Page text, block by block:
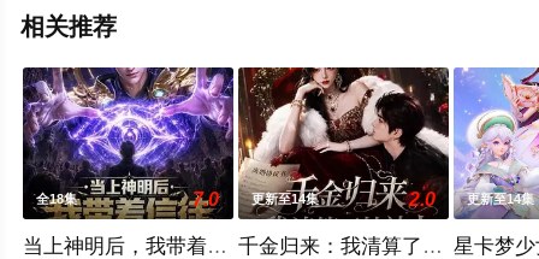
相关推荐
全18集 7.0
当上神明后，我带着信徒干翻了废土
更新至14集 2.0
千金归来：我清算了枕边人
更新至14集
星卡梦